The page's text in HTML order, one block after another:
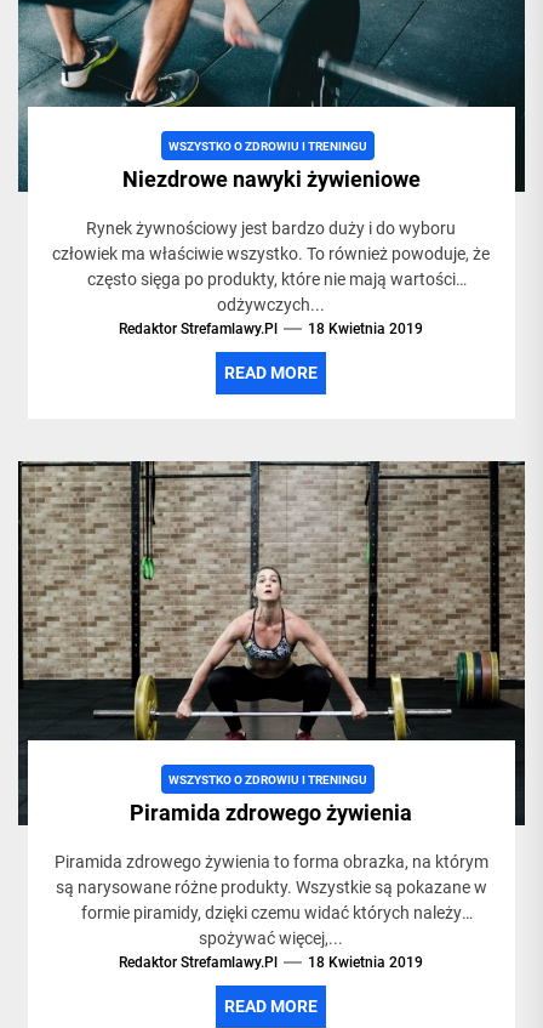
życia,
siłowni
i
treningach
WSZYSTKO O ZDROWIU I TRENINGU
Niezdrowe nawyki żywieniowe
Rynek żywnościowy jest bardzo duży i do wyboru
człowiek ma właściwie wszystko. To również powoduje, że
często sięga po produkty, które nie mają wartości
odżywczych...
Redaktor Strefamlawy.pl 18 Kwietnia 2019
READ MORE
WSZYSTKO O ZDROWIU I TRENINGU
Piramida zdrowego żywienia
Piramida zdrowego żywienia to forma obrazka, na którym
są narysowane różne produkty. Wszystkie są pokazane w
formie piramidy, dzięki czemu widać których należy
spożywać więcej,...
Redaktor Strefamlawy.pl 18 Kwietnia 2019
READ MORE